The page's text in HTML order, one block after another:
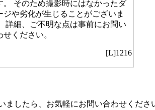
。 そのため撮影時にはなかったダ
ジや劣化が生じることがございま
詳細、ご不明な点は事前にお問い
せください。
[L]1216
ましたら、お気軽にお問い合わせくださ